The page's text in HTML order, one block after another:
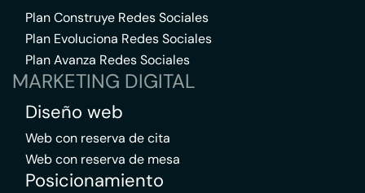
Plan Construye Redes Sociales
Plan Evoluciona Redes Sociales
Plan Avanza Redes Sociales
MARKETING DIGITAL
Diseño web
Web con reserva de cita
Web con reserva de mesa
Posicionamiento